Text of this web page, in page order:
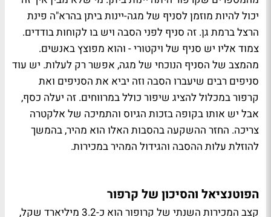
יכול להיות מוזמן לסניף של מגה-יינות ביתן בהרא"ה פינת
הרצל ברמת גן. זה סניף לפני הסבה ויש בו לקוחות בודדים.
צמוד אליו יש סניף של ויקטורי - והוא מפוצץ באנשים.
מהמצב של הסניף הנוכחי של מגה, אפשר רק לעלות. יש עוד
סניפים רבים שיעברו הסבה וזה יביא את הסניפים ואת
קרפור במכלול להציג שיפור כולל במרווחים. זה יעלה כסף,
אבל יש אותו בקופה בזכות הגיוס והתמיכה של אלקטרה
צריכה. החזר ההשקעה בהסבות האלו הוא מהיר, בהמשך
להוזלת עלות ההסבה והגידול המהיר במכירות.
הפוטנציאל והסיכון של קרפור
קצב המכירות השנתי של קרופור הוא כ-3.2 מיליארד שקל,